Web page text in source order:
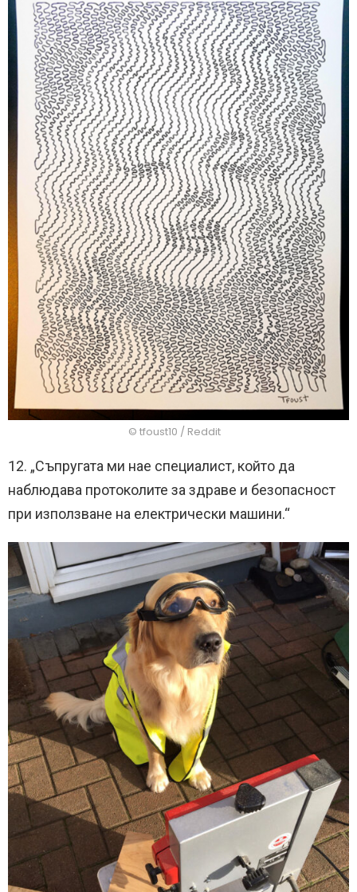
© tfoust10 / Reddit
12. „Съпругата ми нае специалист, който да
наблюдава протоколите за здраве и безопасност
при използване на електрически машини.“